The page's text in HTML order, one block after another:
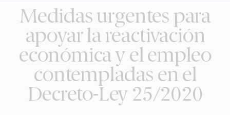
Medidas urgentes para
apoyar la reactivación
económica y el empleo
contempladas en el
Decreto-Ley 25/2020